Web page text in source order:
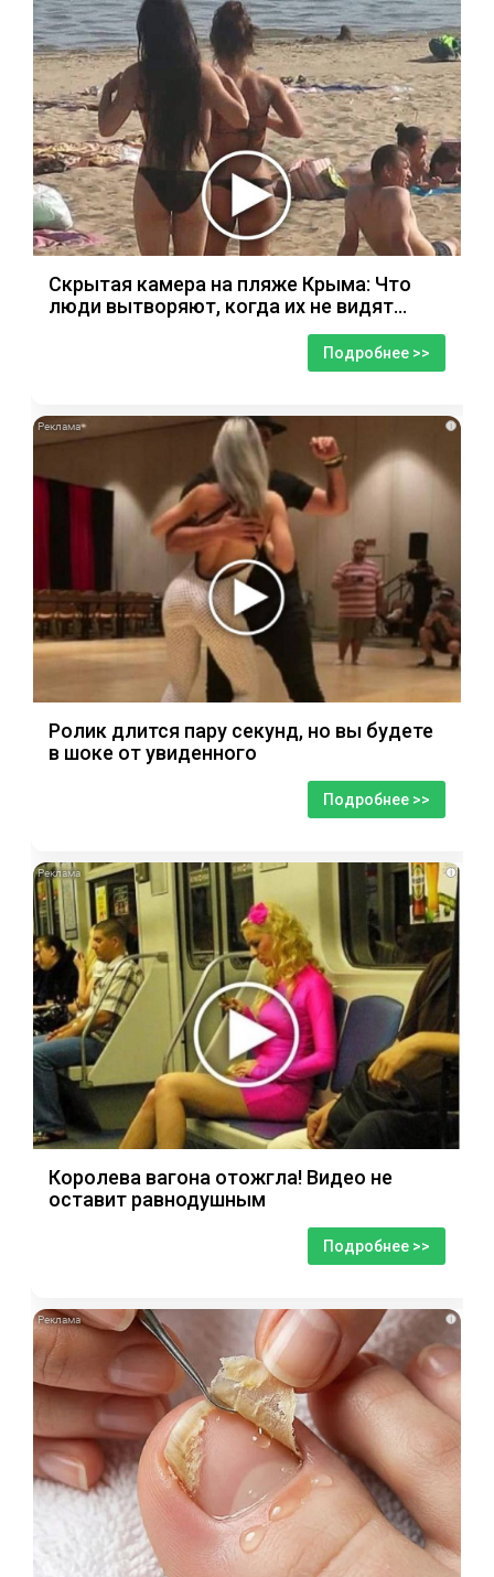
Скрытая камера на пляже Крыма: Что
люди вытворяют, когда их не видят...
Подробнее >>
i
Ролик длится пару секунд, но вы будете
в шоке от увиденного
Подробнее >>
i
Королева вагона отожгла! Видео не
оставит равнодушным
Подробнее >>
i